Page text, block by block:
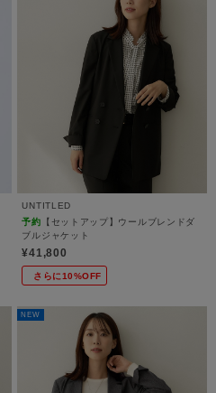
UNTITLED
予約 【セットアップ】ウールブレンドダ
ブルジャケット
¥41,800
さらに10%OFF
NEW